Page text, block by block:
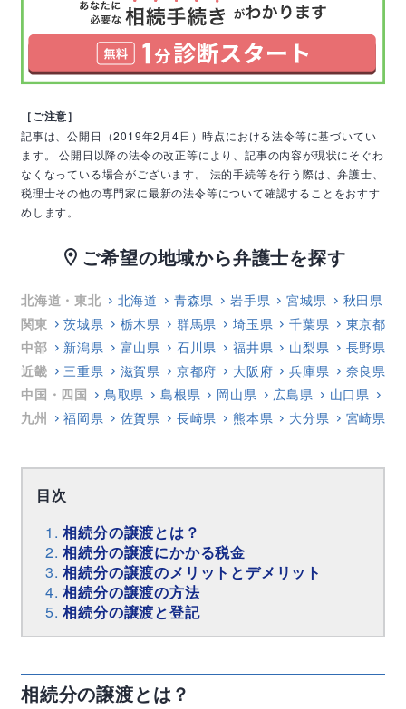
［ご注意］
記事は、公開日（2019年2月4日）時点における法令等に基づいてい
ます。
公開日以降の法令の改正等により、記事の内容が現状にそぐわ
なくなっている場合がございます。
法的手続等を行う際は、弁護士、
税理士その他の専門家に最新の法令等について確認することをおすす
めします。
location_on ご希望の地域から弁護士を探す
北海道・東北 北海道 青森県 岩手県 宮城県 秋田県
関東
茨城県 栃木県 群馬県 埼玉県 千葉県 東京都
中部
新潟県 富山県 石川県 福井県 山梨県 長野県
近畿
三重県 滋賀県 京都府 大阪府 兵庫県 奈良県
中国・四国
鳥取県 島根県 岡山県 広島県 山口県
九州
福岡県 佐賀県 長崎県 熊本県 大分県 宮崎県
目次
相続分の譲渡とは？
相続分の譲渡にかかる税金
相続分の譲渡のメリットとデメリット
相続分の譲渡の方法
相続分の譲渡と登記
相続分の譲渡とは？